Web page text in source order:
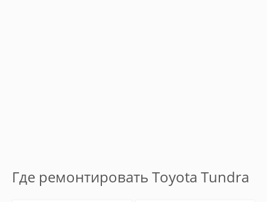
Где ремонтировать Toyota Tundra